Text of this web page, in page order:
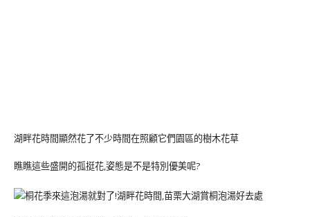
湖畔花時間顯然花了不少時間在照顧它們園區的樹木花草
瞧瞧這些盛開的孤挺花,姿態是不是特別優美呢?